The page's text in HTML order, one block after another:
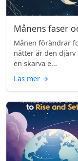
Månens faser
Månen förändrar
nätter är den
en skärva e...
Läs mer →